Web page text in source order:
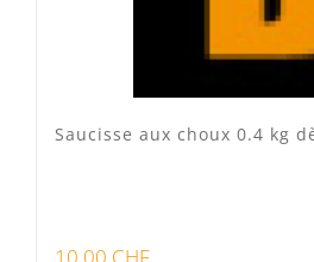
Saucisse aux choux 0.4 kg